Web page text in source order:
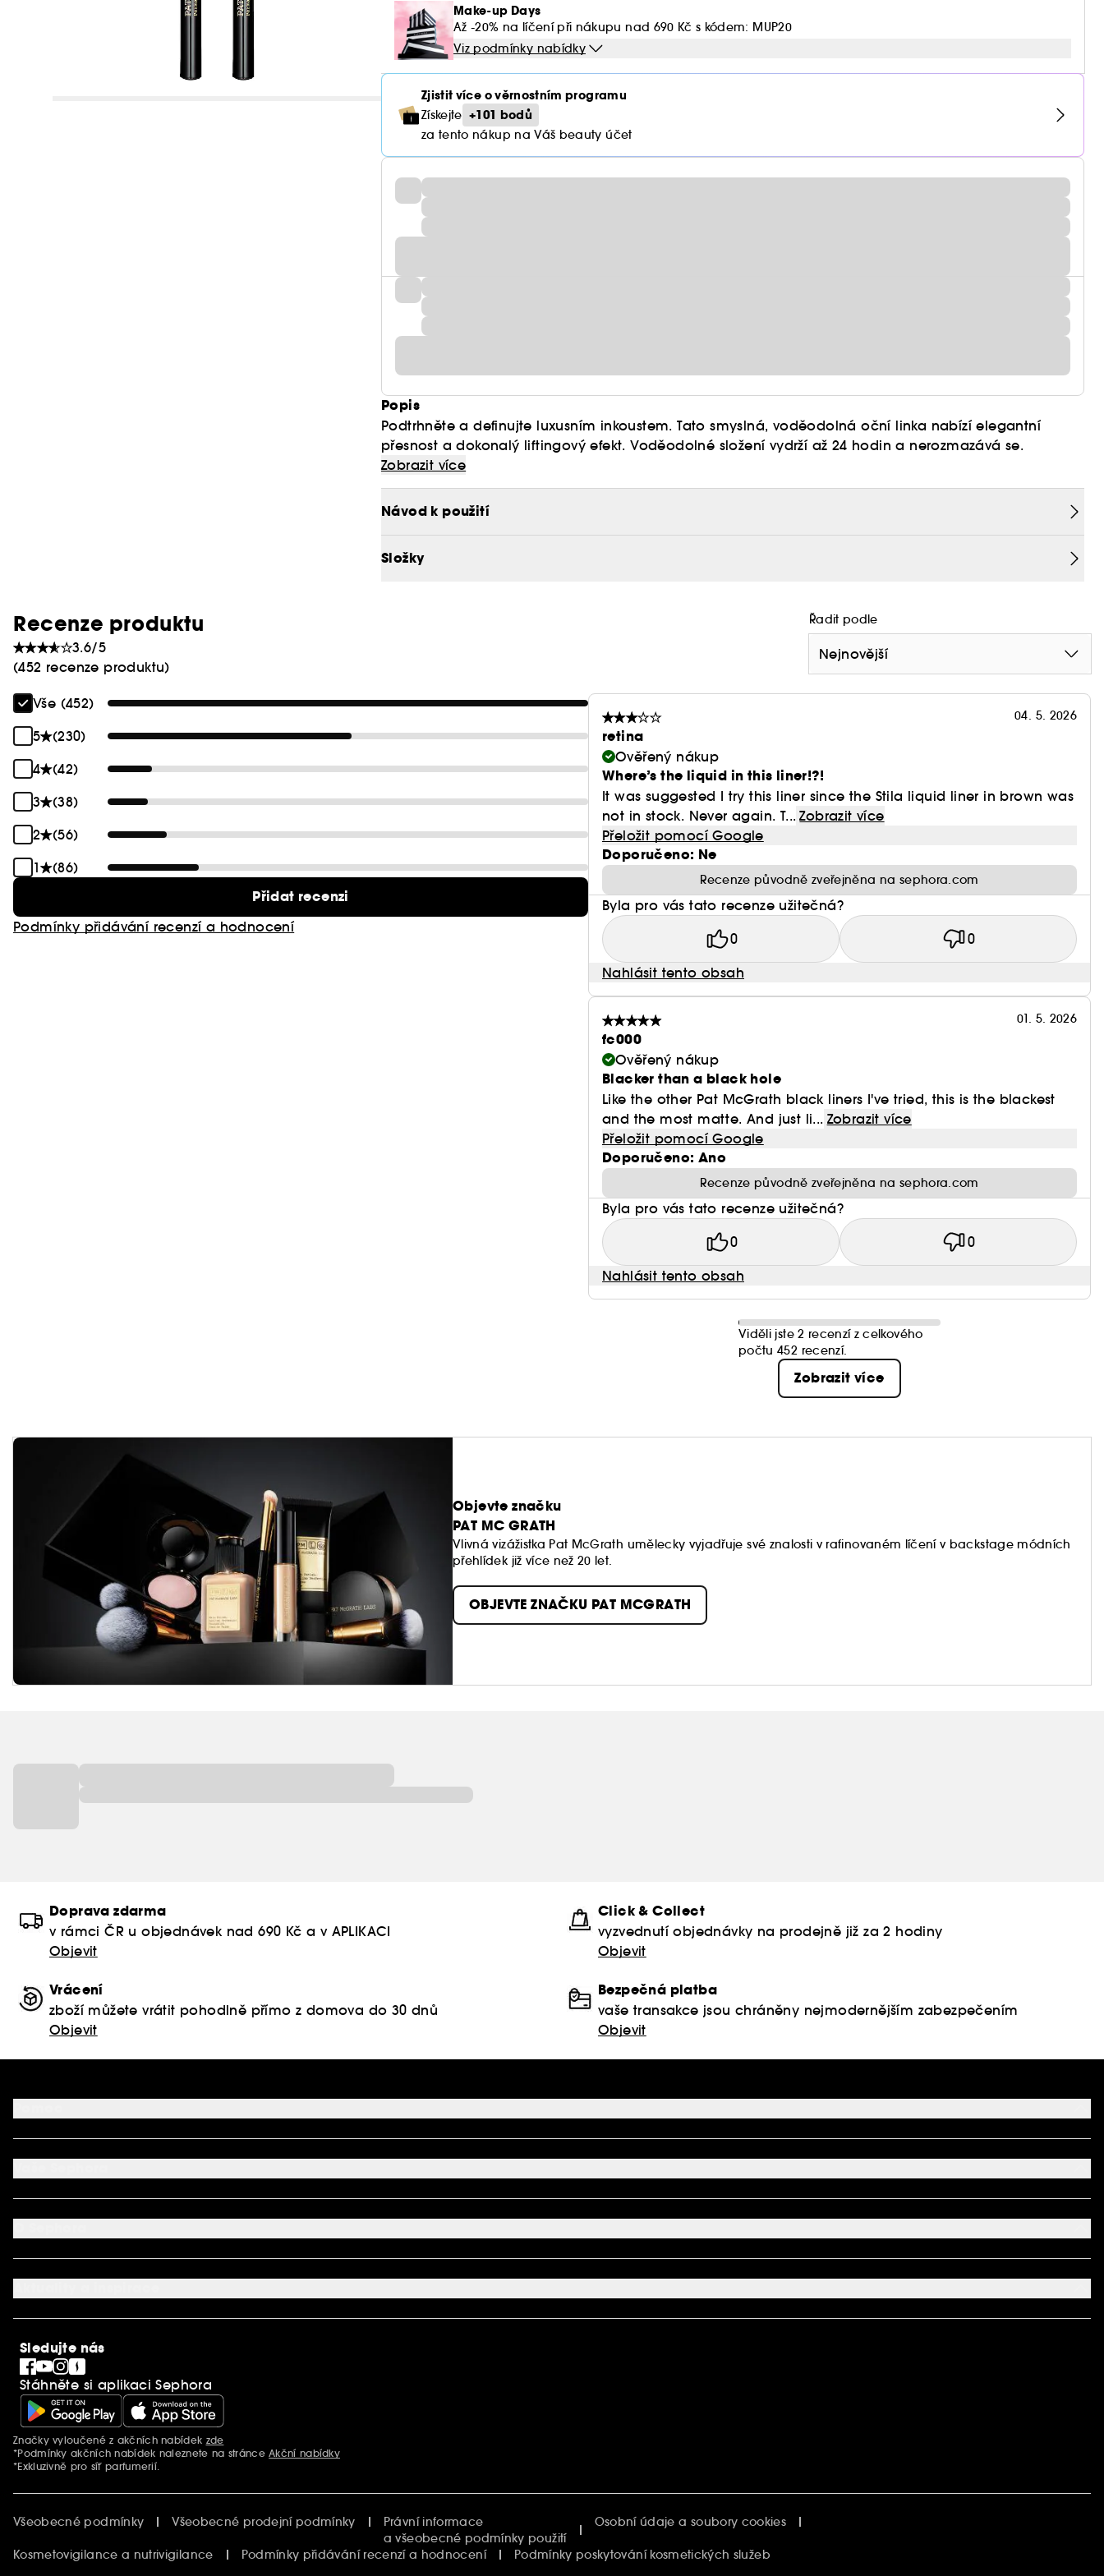
Make-up Days
Až -20% na líčení při nákupu nad 690 Kč s kódem: MUP20
Viz podmínky nabídky
Zjistit více o věrnostním programu
Získejte +101 bodů
za tento nákup na Váš beauty účet
Popis
Podtrhněte a definujte luxusním inkoustem. Tato smyslná, voděodolná oční linka nabízí elegantní
přesnost a dokonalý liftingový efekt. Voděodolné složení vydrží až 24 hodin a nerozmazává se.
Nabízí vznešené barevné podání, rychle zasychá a zajišťuje rovnoměrnou, hravou aplikaci bez
přenášení a rozmazávání pro luxusní povrch a sametové krytí.
Zobrazit více
Návod k použití
Složky
Recenze produktu
3.6/5
(452 recenze produktu)
Řadit podle
Nejnovější
Vše (452)
5
(230)
4
(42)
3
(38)
2
(56)
1
(86)
Přidat recenzi
Podmínky přidávání recenzí a hodnocení
04. 5. 2026
retina
Ověřený nákup
Where’s the liquid in this liner!?!
It was suggested I try this liner since the Stila liquid liner in brown was
not in stock. Never again. T... Zobrazit více
Přeložit pomocí Google
Doporučeno: Ne
Recenze původně zveřejněna na sephora.com
Byla pro vás tato recenze užitečná?
0 0
Nahlásit tento obsah
01. 5. 2026
fc000
Ověřený nákup
Blacker than a black hole
Like the other Pat McGrath black liners I've tried, this is the blackest
and the most matte. And just li... Zobrazit více
Přeložit pomocí Google
Doporučeno: Ano
Recenze původně zveřejněna na sephora.com
Byla pro vás tato recenze užitečná?
0 0
Nahlásit tento obsah
Viděli jste 2 recenzí z celkového
počtu 452 recenzí.
Zobrazit více
Objevte značku
PAT MC GRATH
Vlivná vizážistka Pat McGrath umělecky vyjadřuje své znalosti v rafinovaném líčení v backstage módních
přehlídek již více než 20 let.
OBJEVTE ZNAČKU PAT MCGRATH
Doprava zdarma
v rámci ČR u objednávek nad 690 Kč a v APLIKACI
Objevit
Click & Collect
vyzvednutí objednávky na prodejně již za 2 hodiny
Objevit
Vrácení
zboží můžete vrátit pohodlně přímo z domova do 30 dnů
Objevit
Bezpečná platba
vaše transakce jsou chráněny nejmodernějším zabezpečením
Objevit
FAQ
Podmínky Nabídek
Kontaktujte nás
Mapa stránky
Můj účet
Aplikace SEPHORA
Nastavení souborů cookie
O společnosti Sephora
Kariéra
SEPHORiA
Blog Sephora
Singles´ Day
Black Friday
Cyber Monday
Vánoce
Sledujte nás
Stáhněte si aplikaci Sephora
Další informace
Značky vyloučené z akčních nabídek zde
*Podmínky akčních nabídek naleznete na stránceAkční nabídky
*Exkluzivně pro síť parfumerií.
Všeobecné podmínky Všeobecné prodejní podmínky
Právní informace
a všeobecné podmínky použití
Osobní údaje a soubory cookies
Kosmetovigilance a nutrivigilance Podmínky přidávání recenzí a hodnocení Podmínky poskytování kosmetických služeb